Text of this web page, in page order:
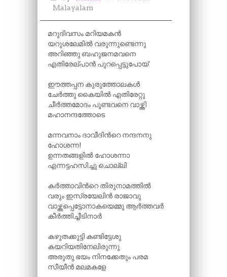
Malayalam
മറുദിവസം മറിയമകൻ
യറുശലേമിൽ വരുന്നുണ്ടെന്നു
അറിഞ്ഞു ബഹുജനമവനെ
എതിരേല്പാൻ പുറപ്പെട്ടുപോയ്
ഈത്തപ്പന കുരുത്തോലകൾ
ചേർത്തു കൈയിൽ എതിരേറ്റു
ചീർത്തമോദം പൂണ്ടവനെ വാഴ്ത്തി
മഹാനന്ദത്തോടെ
മന്നവനാം ദാവീദിന്‍റെ നന്ദനനു
ഹോശന്ന!
ഉന്നതങ്ങളിൽ ഹോശന്നാ
എന്നട്ടഹസിച്ചു ചൊല്ലി
കർത്താവിന്‍റെ തിരുനാമത്തിൽ
വരും ഇസ്രയേലിൻ രാജാവു
വാഴ്ത്തപ്പെട്ടോനാകയെമ്മു ആർത്തവർ
കീർത്തിച്ചീടിനാർ
കഴുതക്കുട്ടി കണ്ടിട്ടേശു
കയറിയതിനേലിരുന്നു
അരുതു ഭയം നിനക്കേതും പരമ
സീയീൻ മലമകളേ